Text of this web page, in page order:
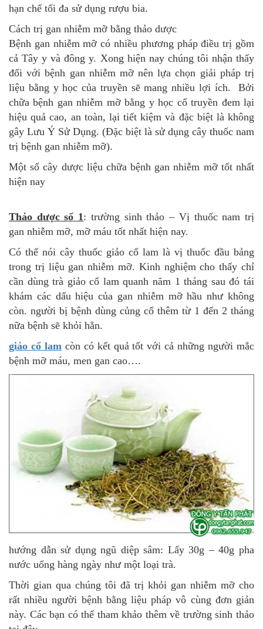
hạn chế tối đa sử dụng rượu bia.
Cách trị gan nhiễm mỡ bằng thảo dược
Bệnh gan nhiễm mỡ có nhiều phương pháp điều trị gồm
cả Tây y và đông y. Xong hiện nay chúng tôi nhận thấy
đối với bệnh gan nhiễm mỡ nên lựa chọn giải pháp trị
liệu bằng y học của truyền sẽ mang nhiều lợi ích. Bởi
chữa bệnh gan nhiễm mỡ bằng y học cổ truyền đem lại
hiệu quả cao, an toàn, lại tiết kiệm và đặc biệt là không
gây Lưu Ý Sử Dụng. (Đặc biệt là sử dụng cây thuốc nam
trị bệnh gan nhiễm mỡ).
Một số cây dược liệu chữa bệnh gan nhiễm mỡ tốt nhất
hiện nay
Thảo dược số 1: trường sinh thảo – Vị thuốc nam trị
gan nhiễm mỡ, mỡ máu tốt nhất hiện nay.
Có thể nói cây thuốc giảo cổ lam là vị thuốc đầu bảng
trong trị liệu gan nhiễm mỡ. Kinh nghiệm cho thấy chỉ
cần dùng trà giảo cổ lam quanh năm 1 tháng sau đó tái
khám các dấu hiệu của gan nhiễm mỡ hầu như không
còn. người bị bệnh dùng củng cố thêm từ 1 đến 2 tháng
nữa bệnh sẽ khỏi hẳn.
giảo cổ lamcòn có kết quả tốt với cả những người mắc
bệnh mỡ máu, men gan cao….
hướng dẫn sử dụng ngũ diệp sâm: Lấy 30g – 40g pha
nước uống hàng ngày như một loại trà.
Thời gian qua chúng tôi đã trị khỏi gan nhiễm mỡ cho
rất nhiều người bệnh bằng liệu pháp vô cùng đơn giản
này. Các bạn có thể tham khảo thêm về trường sinh thảo